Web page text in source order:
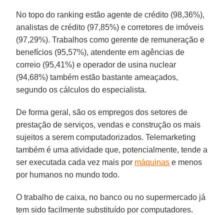
No topo do ranking estão agente de crédito (98,36%),
analistas de crédito (97,85%) e corretores de imóveis
(97,29%). Trabalhos como gerente de remuneração e
benefícios (95,57%), atendente em agências de
correio (95,41%) e operador de usina nuclear
(94,68%) também estão bastante ameaçados,
segundo os cálculos do especialista.
De forma geral, são os empregos dos setores de
prestação de serviços, vendas e construção os mais
sujeitos a serem computadorizados. Telemarketing
também é uma atividade que, potencialmente, tende a
ser executada cada vez mais por máquinas e menos
por humanos no mundo todo.
O trabalho de caixa, no banco ou no supermercado já
tem sido facilmente substituído por computadores.